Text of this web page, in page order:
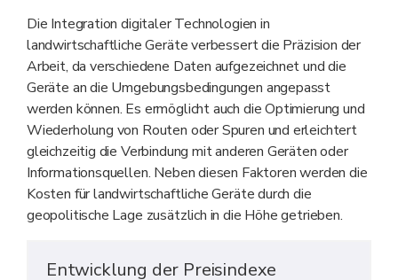
Die Integration digitaler Technologien in
landwirtschaftliche Geräte verbessert die Präzision der
Arbeit, da verschiedene Daten aufgezeichnet und die
Geräte an die Umgebungsbedingungen angepasst
werden können. Es ermöglicht auch die Optimierung und
Wiederholung von Routen oder Spuren und erleichtert
gleichzeitig die Verbindung mit anderen Geräten oder
Informationsquellen. Neben diesen Faktoren werden die
Kosten für landwirtschaftliche Geräte durch die
geopolitische Lage zusätzlich in die Höhe getrieben.
Entwicklung der Preisindexe